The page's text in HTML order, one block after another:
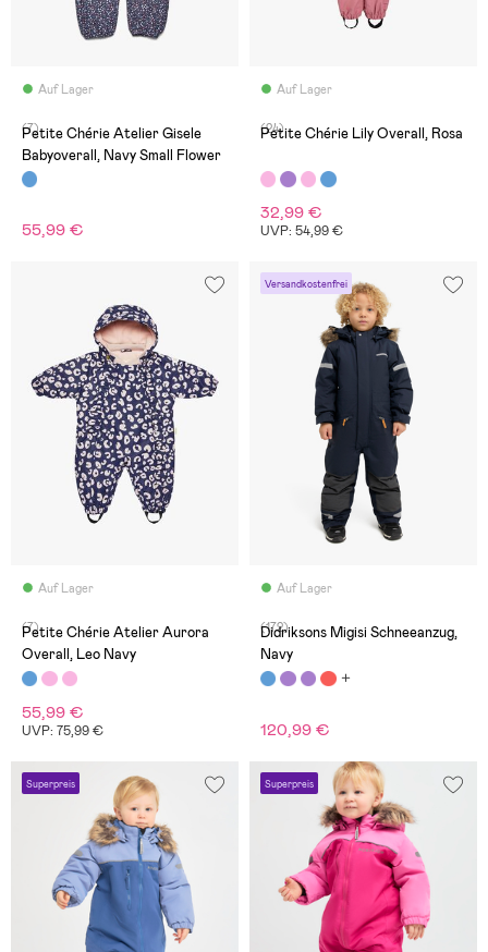
Auf Lager
(7)
Petite Chérie Atelier Gisele
Babyoverall, Navy Small Flower
55,99 €
Auf Lager
(24)
Petite Chérie Lily Overall, Rosa
32,99 €
UVP: 54,99 €
Auf Lager
(7)
Petite Chérie Atelier Aurora
Overall, Leo Navy
55,99 €
UVP: 75,99 €
Versandkostenfrei
Auf Lager
(172)
Didriksons Migisi Schneeanzug,
Navy
120,99 €
Superpreis Superpreis